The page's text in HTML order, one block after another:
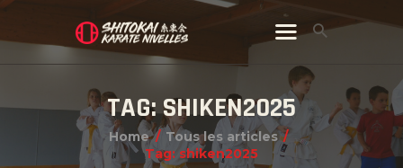
TAG: SHIKEN2025
Home
Tous les articles
Tag: shiken2025